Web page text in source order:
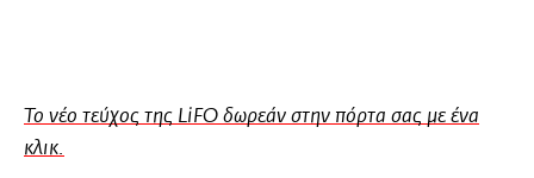
Το νέο τεύχος της LiFO δωρεάν στην πόρτα σας με ένα
κλικ.